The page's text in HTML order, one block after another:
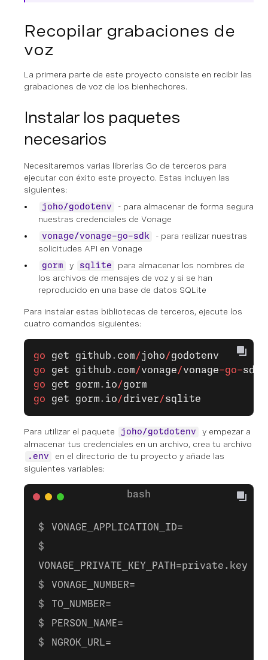
Recopilar grabaciones de
voz
La primera parte de este proyecto consiste en recibir las
grabaciones de voz de los bienhechores.
Instalar los paquetes
necesarios
Necesitaremos varias librerías Go de terceros para
ejecutar con éxito este proyecto. Estas incluyen las
siguientes:
joho/godotenv
- para almacenar de forma segura
nuestras credenciales de Vonage
vonage/vonage-go-sdk
- para realizar nuestras
solicitudes API en Vonage
gorm y sqlite
para almacenar los nombres de
los archivos de mensajes de voz y si se han
reproducido en una base de datos SQLite
Para instalar estas bibliotecas de terceros, ejecute los
cuatro comandos siguientes:
go get github . com/joho/godotenv
go get github . com/vonage/vonage-go-sdk
go get gorm. io/gorm
go get gorm. io/driver/sqlite
Para utilizar el paquete joho/gotdotenv
y empezar a
almacenar tus credenciales en un archivo, crea tu archivo
.env
en el directorio de tu proyecto y añade las
siguientes variables:
VONAGE_APPLICATION_ID=
VONAGE_PRIVATE_KEY_PATH=private.key
VONAGE_NUMBER=
TO_NUMBER=
PERSON_NAME=
NGROK_URL=